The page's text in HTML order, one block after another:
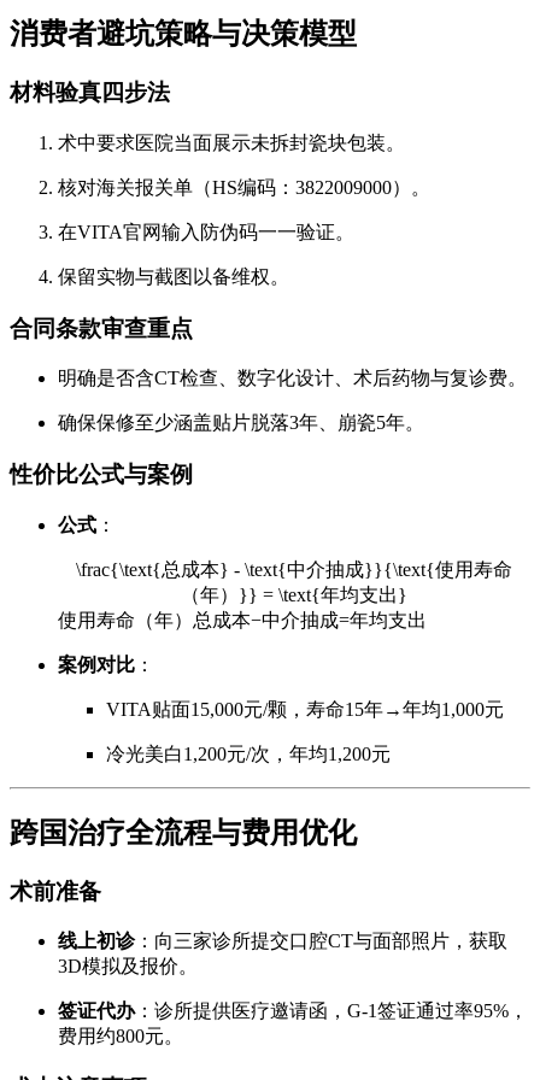
消费者避坑策略与决策模型
材料验真四步法
术中要求医院当面展示未拆封瓷块包装。
核对海关报关单（HS编码：3822009000）。
在VITA官网输入防伪码一一验证。
保留实物与截图以备维权。
合同条款审查重点
明确是否含CT检查、数字化设计、术后药物与复诊费。
确保保修至少涵盖贴片脱落3年、崩瓷5年。
性价比公式与案例
公式 ：
\frac{\text{总成本} - \text{中介抽成}}{\text{使用寿命
（年）}} = \text{年均支出}
使用寿命（年） 总成本−中介抽成=年均支出
案例对比 ：
VITA贴面15,000元/颗，寿命15年→年均1,000元
冷光美白1,200元/次，年均1,200元
跨国治疗全流程与费用优化
术前准备
线上初诊：向三家诊所提交口腔CT与面部照片，获取
3D模拟及报价。
签证代办：诊所提供医疗邀请函，G‑1签证通过率95%，
费用约800元。